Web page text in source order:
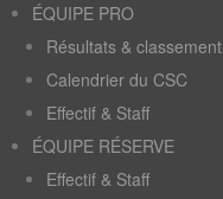
ÉQUIPE PRO
Résultats & classement
Calendrier du CSC
Effectif & Staff
ÉQUIPE RÉSERVE
Effectif & Staff